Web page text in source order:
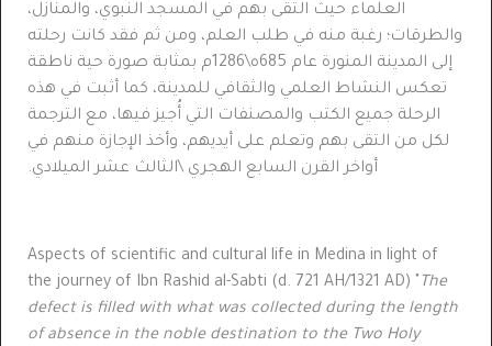
العلماء حيث التقى بهم في المسجد النبوي، والمنازل،
والطرقات؛ رغبة منه في طلب العلم، ومن ثم فقد كانت رحلته
إلى المدينة المنورة عام 685ه\1286م بمثابة صورة حية ناطقة
تعكس النشاط العلمي والثقافي للمدينة، كما أثبت في هذه
الرحلة جميع الكتب والمصنفات التي أُجيز فيها، مع الترجمة
لكل من التقى بهم وتعلم على أيديهم، وأخذ الإجازة منهم في
أواخر القرن السابع الهجري \الثالث عشر الميلادي.
Aspects of scientific and cultural life in Medina in light of
the journey of Ibn Rashid al-Sabti (d. 721 AH/1321 AD) " The
defect is filled with what was collected during the length
of absence in the noble destination to the Two Holy